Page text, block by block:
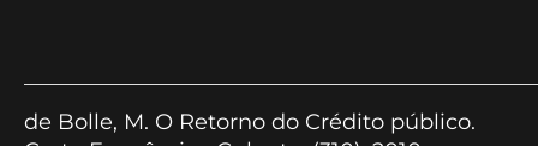
de Bolle, M. O Retorno do Crédito público.